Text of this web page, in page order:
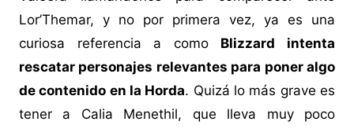
Lor’Themar, y no por primera vez, ya es una
curiosa referencia a como Blizzard intenta
rescatar personajes relevantes para poner algo
de contenido en la Horda. Quizá lo más grave es
tener a Calia Menethil, que lleva muy poco